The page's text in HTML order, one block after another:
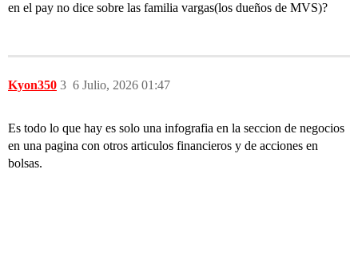
en el pay no dice sobre las familia vargas(los dueños de MVS)?
Kyon350 6 Julio, 2026 01:47
3
Es todo lo que hay es solo una infografia en la seccion de negocios
en una pagina con otros articulos financieros y de acciones en
bolsas.